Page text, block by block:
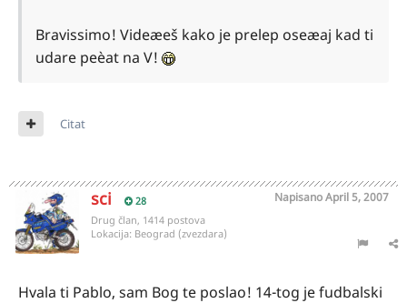
Bravissimo! Videæeš kako je prelep oseæaj kad ti
udare peèat na V!
Citat
sci 28 NapisanoApril 5, 2007
Drug član, 1414 postova
Lokacija: Beograd (zvezdara)
Hvala ti Pablo, sam Bog te poslao! 14-tog je fudbalski